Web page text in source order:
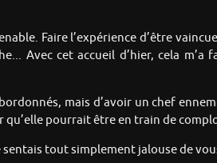
Faire l’expérience d’être
Avec cet accueil d’hier, cela m’a
mais d’avoir un chef
pourrait être en train de
sentais tout simplement jalouse de